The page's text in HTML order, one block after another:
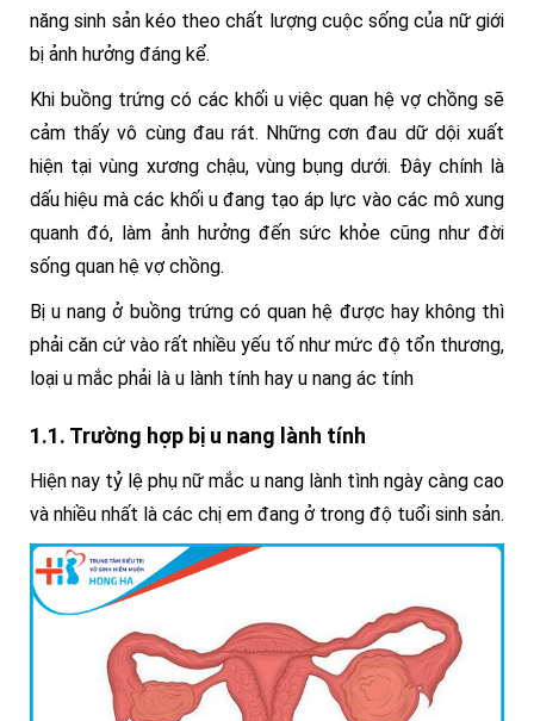
năng sinh sản kéo theo chất lượng cuộc sống của nữ giới
bị ảnh hưởng đáng kể.
Khi buồng trứng có các khối u việc quan hệ vợ chồng sẽ
cảm thấy vô cùng đau rát. Những cơn đau dữ dội xuất
hiện tại vùng xương chậu, vùng bụng dưới. Đây chính là
dấu hiệu mà các khối u đang tạo áp lực vào các mô xung
quanh đó, làm ảnh hưởng đến sức khỏe cũng như đời
sống quan hệ vợ chồng.
Bị u nang ở buồng trứng có quan hệ được hay không thì
phải căn cứ vào rất nhiều yếu tố như mức độ tổn thương,
loại u mắc phải là u lành tính hay u nang ác tính
1.1. Trường hợp bị u nang lành tính
Hiện nay tỷ lệ phụ nữ mắc u nang lành tình ngày càng cao
và nhiều nhất là các chị em đang ở trong độ tuổi sinh sản.